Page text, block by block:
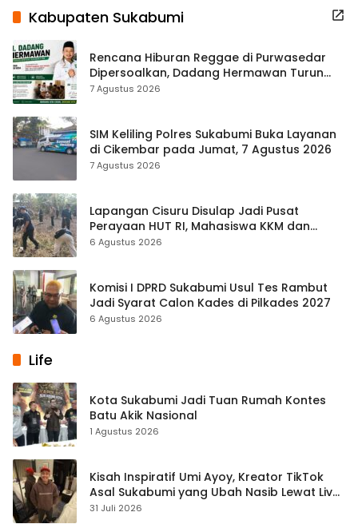
Kabupaten Sukabumi
Rencana Hiburan Reggae di Purwasedar
Dipersoalkan, Dadang Hermawan Turun
Memfasilitasi Musyawarah
7 Agustus 2026
SIM Keliling Polres Sukabumi Buka Layanan
di Cikembar pada Jumat, 7 Agustus 2026
7 Agustus 2026
Lapangan Cisuru Disulap Jadi Pusat
Perayaan HUT RI, Mahasiswa KKM dan
Warga Satukan Tenaga
6 Agustus 2026
Komisi I DPRD Sukabumi Usul Tes Rambut
Jadi Syarat Calon Kades di Pilkades 2027
6 Agustus 2026
Life
Kota Sukabumi Jadi Tuan Rumah Kontes
Batu Akik Nasional
1 Agustus 2026
Kisah Inspiratif Umi Ayoy, Kreator TikTok
Asal Sukabumi yang Ubah Nasib Lewat Live
Streaming
31 Juli 2026